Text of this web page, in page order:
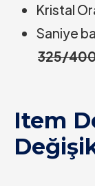
Kristal
Saniye
325/
Item